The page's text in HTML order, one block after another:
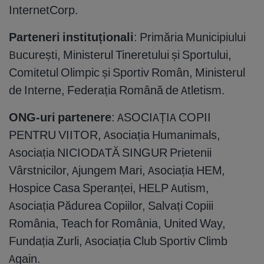
InternetCorp.
Parteneri instituționali: Primăria Municipiului
București, Ministerul Tineretului și Sportului,
Comitetul Olimpic și Sportiv Român, Ministerul
de Interne, Federația Română de Atletism.
ONG-uri partenere: ASOCIAȚIA COPII
PENTRU VIITOR, Asociația Humanimals,
Asociația NICIODATĂ SINGUR Prietenii
Vârstnicilor, Ajungem Mari, Asociația HEM,
Hospice Casa Speranței, HELP Autism,
Asociația Pădurea Copiilor, Salvați Copiii
România, Teach for România, United Way,
Fundația Zurli, Asociația Club Sportiv Climb
Again.